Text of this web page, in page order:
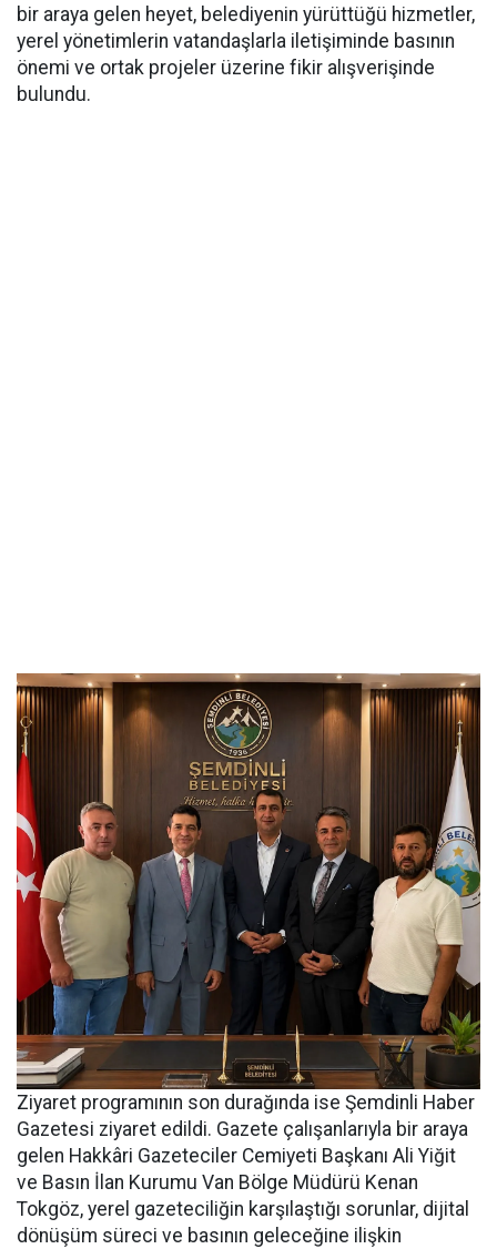
bir araya gelen heyet, belediyenin yürüttüğü hizmetler,
yerel yönetimlerin vatandaşlarla iletişiminde basının
önemi ve ortak projeler üzerine fikir alışverişinde
bulundu.
Ziyaret programının son durağında ise Şemdinli Haber
Gazetesi ziyaret edildi. Gazete çalışanlarıyla bir araya
gelen Hakkâri Gazeteciler Cemiyeti Başkanı Ali Yiğit
ve Basın İlan Kurumu Van Bölge Müdürü Kenan
Tokgöz, yerel gazeteciliğin karşılaştığı sorunlar, dijital
dönüşüm süreci ve basının geleceğine ilişkin